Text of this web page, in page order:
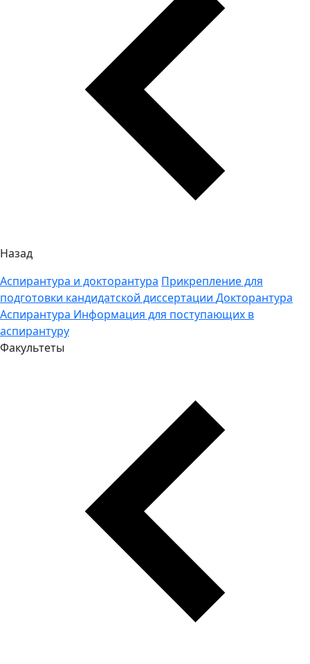
Назад
Аспирантура и докторантура Прикрепление для
подготовки кандидатской диссертации Докторантура
Аспирантура Информация для поступающих в
аспирантуру
Факультеты